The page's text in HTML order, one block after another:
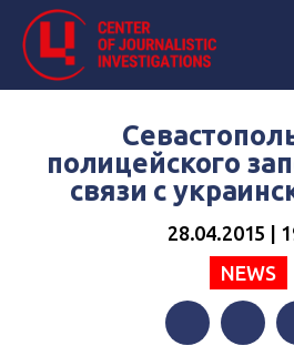
полицейского
связи с
28.04.2015 |
NEWS